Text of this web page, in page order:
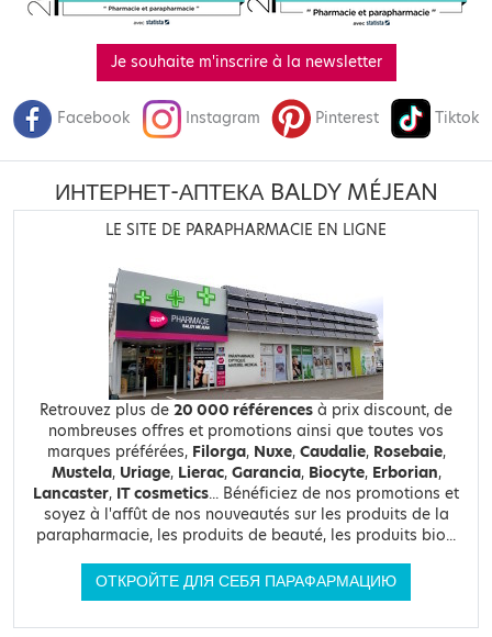
Je souhaite m'inscrire à la newsletter
Facebook Instagram Pinterest Tiktok
ИНТЕРНЕТ-АПТЕКА BALDY MÉJEAN
LE SITE DE PARAPHARMACIE EN LIGNE
Retrouvez plus de 20 000 références à prix discount, de
nombreuses offres et promotions ainsi que toutes vos
marques préférées, Filorga, Nuxe, Caudalie, Rosebaie,
Mustela, Uriage, Lierac, Garancia, Biocyte, Erborian,
Lancaster, IT cosmetics... Bénéficiez de nos promotions et
soyez à l'affût de nos nouveautés sur les produits de la
parapharmacie, les produits de beauté, les produits bio...
ОТКРОЙТЕ ДЛЯ СЕБЯ ПАРАФАРМАЦИЮ